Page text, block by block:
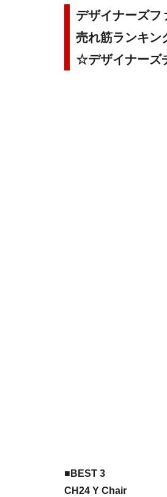
デザイナーズフ
売れ筋ランキン
☆デザイナー
■BEST 3
CH24 Y Chair